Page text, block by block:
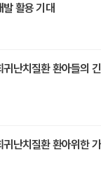
발 활용 기대
귀난치질환 환아들의 긴
귀난치질환 환아위한 가